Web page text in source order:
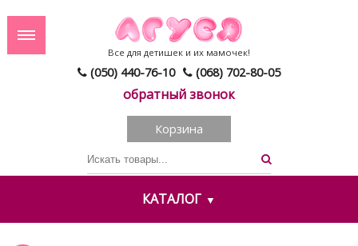
(050) 440-76-10 (068) 702-80-05
обратный звонок
Все для детишек и их мамочек!
Корзина
КАТАЛОГ